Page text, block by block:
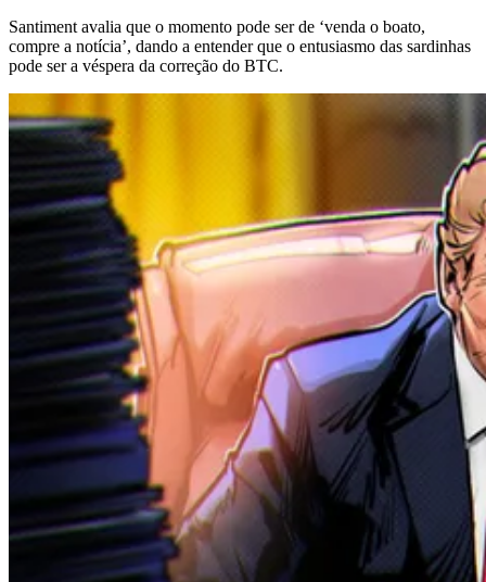
Santiment avalia que o momento pode ser de ‘venda o boato,
compre a notícia’, dando a entender que o entusiasmo das sardinhas
pode ser a véspera da correção do BTC.